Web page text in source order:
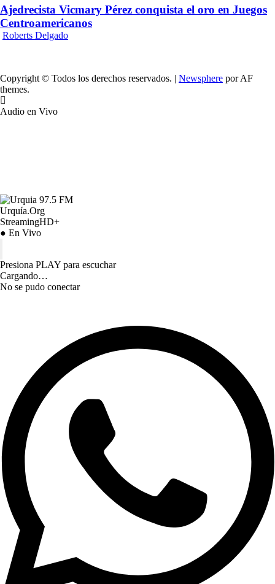
Ajedrecista Vicmary Pérez conquista el oro en Juegos
Centroamericanos
Roberts Delgado
Copyright © Todos los derechos reservados. | Newsphere por AF
themes.
Audio en Vivo
Urquía.Org
StreamingHD+
● En Vivo
Presiona PLAY para escuchar
Cargando…
No se pudo conectar